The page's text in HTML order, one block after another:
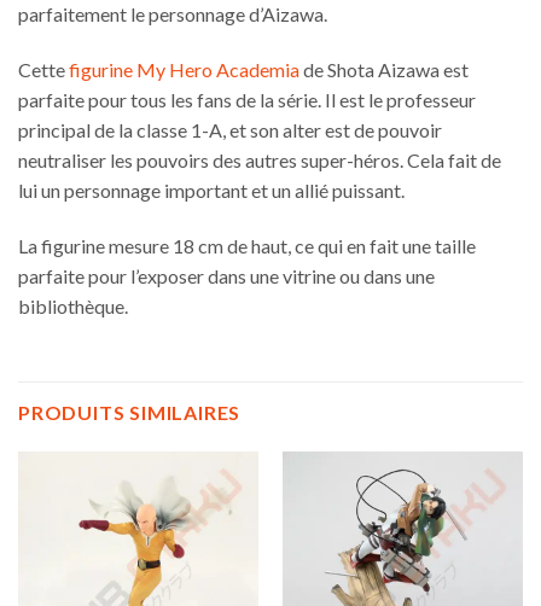
parfaitement le personnage d’Aizawa.
Cettefigurine My Hero Academiade Shota Aizawa est
parfaite pour tous les fans de la série. Il est le professeur
principal de la classe 1-A, et son alter est de pouvoir
neutraliser les pouvoirs des autres super-héros. Cela fait de
lui un personnage important et un allié puissant.
La figurine mesure 18 cm de haut, ce qui en fait une taille
parfaite pour l’exposer dans une vitrine ou dans une
bibliothèque.
PRODUITS SIMILAIRES